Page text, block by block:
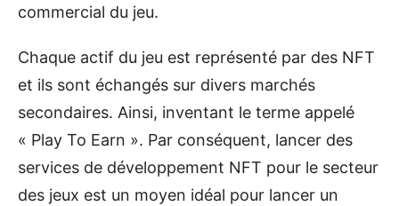
commercial du jeu.
Chaque actif du jeu est représenté par des NFT
et ils sont échangés sur divers marchés
secondaires. Ainsi, inventant le terme appelé
« Play To Earn ». Par conséquent, lancer des
services de développement NFT pour le secteur
des jeux est un moyen idéal pour lancer un